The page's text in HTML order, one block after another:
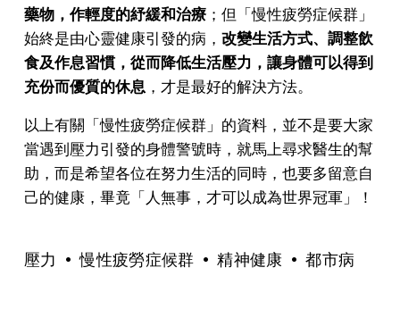
藥物，作輕度的紓緩和治療；但「慢性疲勞症候群」
始終是由心靈健康引發的病， 改變生活方式、調整飲
食及作息習慣，從而降低生活壓力，讓身體可以得到
充份而優質的休息 ，才是最好的解決方法。
以上有關「慢性疲勞症候群」的資料，並不是要大家
當遇到壓力引發的身體警號時，就馬上尋求醫生的幫
助，而是希望各位在努力生活的同時，也要多留意自
己的健康，畢竟「人無事，才可以成為世界冠軍」！
壓力 慢性疲勞症候群 精神健康 都市病